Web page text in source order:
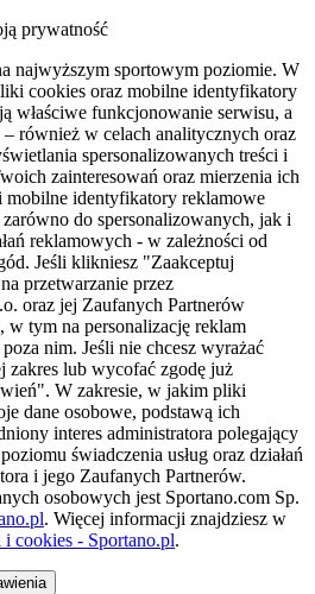
prywatność
najwyższym sportowym poziomie. W
cookies oraz mobilne identyfikatory
właściwe funkcjonowanie serwisu, a
również w celach analitycznych oraz
spersonalizowanych treści i
zainteresowań oraz mierzenia ich
mobilne identyfikatory reklamowe
do spersonalizowanych, jak i
reklamowych - w zależności od
Jeśli klikniesz "Zaakceptuj
przetwarzanie przez
oraz jej Zaufanych Partnerów
tym na personalizację reklam
nim. Jeśli nie chcesz wyrażać
zakres lub wycofać zgodę już
W zakresie, w jakim pliki
dane osobowe, podstawą ich
interes administratora polegający
świadczenia usług oraz działań
i jego Zaufanych Partnerów.
osobowych jest Sportano.com Sp.
. Więcej informacji znajdziesz w
cookies - Sportano.pl.